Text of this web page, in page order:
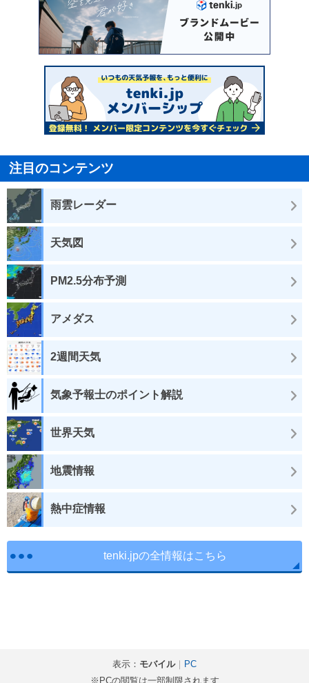
注目のコンテンツ
雨雲レーダー
天気図
PM2.5分布予測
アメダス
2週間天気
気象予報士のポイント解説
世界天気
地震情報
熱中症情報
tenki.jpの全情報はこちら
表示： モバイル｜
PC
※PCの閲覧は一部制限されます